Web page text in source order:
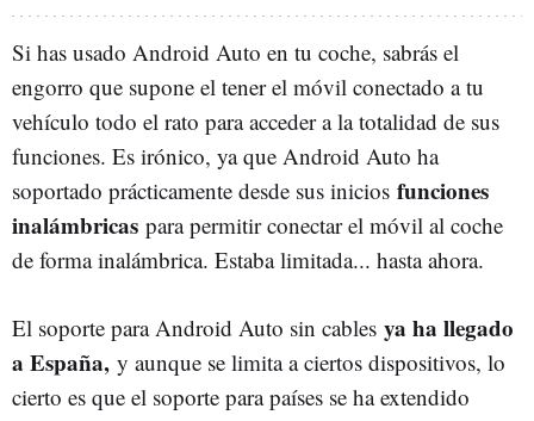
Si has usado Android Auto en tu coche, sabrás el
engorro que supone el tener el móvil conectado a tu
vehículo todo el rato para acceder a la totalidad de sus
funciones. Es irónico, ya que Android Auto ha
soportado prácticamente desde sus inicios funciones
inalámbricas para permitir conectar el móvil al coche
de forma inalámbrica. Estaba limitada... hasta ahora.
El soporte para Android Auto sin cables ya ha llegado
a España, y aunque se limita a ciertos dispositivos, lo
cierto es que el soporte para países se ha extendido